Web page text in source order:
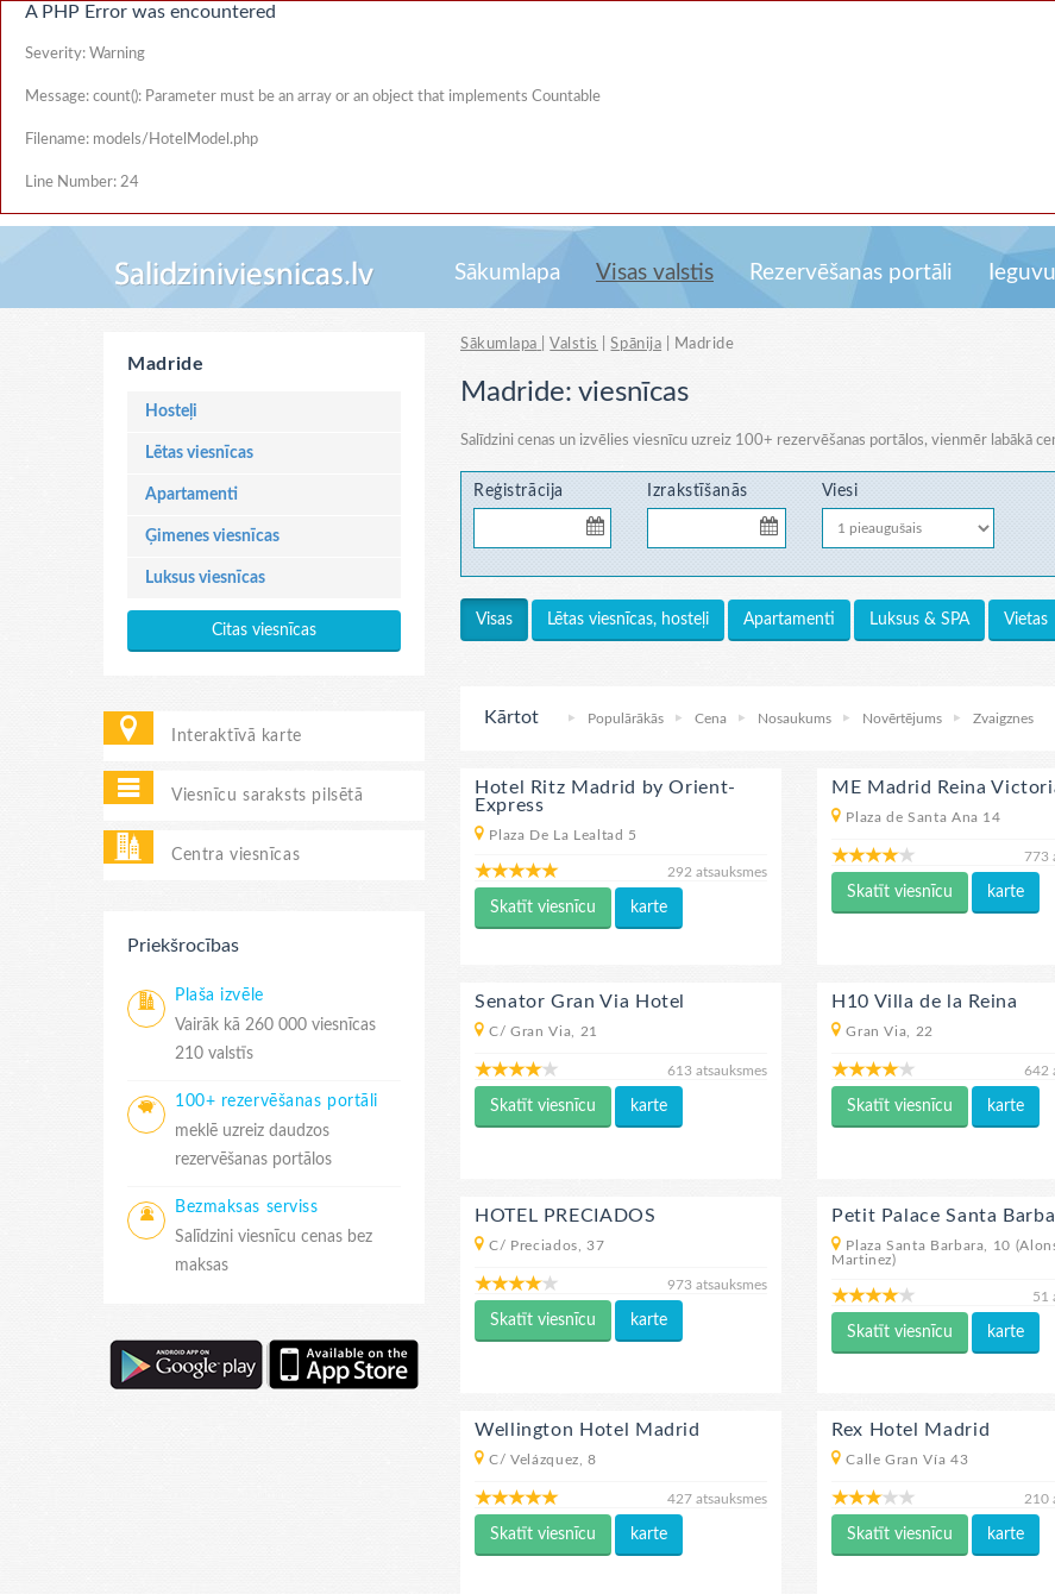
A PHP Error was encountered
Severity: Warning
Message: count(): Parameter must be an array or an object that implements Countable
Filename: models/HotelModel.php
Line Number: 24
Sākumlapa Visas valstis Rezervēšanas portāli
Madride
Hosteļi
Lētas viesnīcas
Apartamenti
Ģimenes viesnīcas
Luksus viesnīcas
Citas viesnīcas
Interaktīvā karte
Viesnīcu saraksts pilsētā
Centra viesnīcas
Priekšrocības
Plaša izvēle
Vairāk kā 260 000 viesnīcas
210 valstīs
100+ rezervēšanas portāli
meklē uzreiz daudzos
rezervēšanas portālos
Bezmaksas serviss
Salīdzini viesnīcu cenas bez
maksas
Sākumlapa |Valstis |Spānija Madride
Madride: viesnīcas
Salīdzini cenas un izvēlies viesnīcu uzreiz 100+ rezervēšanas portālos, vienmēr labākā
Reģistrācija Izrakstīšanās Viesi
Visas Lētas viesnīcas, hosteļi Apartamenti Luksus & SPA Vietas
Kārtot Populārākās Cena Nosaukums Novērtējums Zvaigznes
Hotel Ritz Madrid by Orient-
Express
Plaza De La Lealtad 5
292 atsauksmes
Skatīt viesnīcu karte
ME Madrid Reina
Plaza de Santa Ana 14
773
Skatīt viesnīcu karte
Senator Gran Via Hotel
C/ Gran Via, 21
613 atsauksmes
Skatīt viesnīcu karte
H10 Villa de la Reina
Gran Via, 22
642
Skatīt viesnīcu karte
HOTEL PRECIADOS
C/ Preciados, 37
973 atsauksmes
Skatīt viesnīcu karte
Petit Palace Santa
Plaza Santa Barbara, 10
Martinez)
51
Skatīt viesnīcu karte
Wellington Hotel Madrid
C/ Velázquez, 8
427 atsauksmes
Skatīt viesnīcu karte
Rex Hotel Madrid
Calle Gran Vía 43
210
Skatīt viesnīcu karte